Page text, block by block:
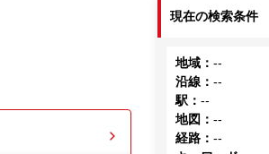
現在の検索条件
地域 ：--
沿線 ：--
駅 ：--
地図 ：--
経路 ：--